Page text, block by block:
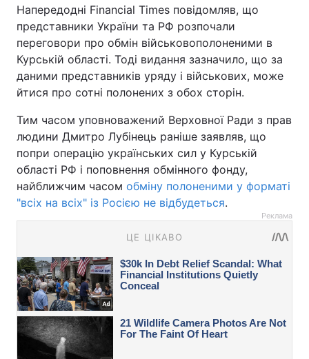
Напередодні Financial Times повідомляв, що
представники України та РФ розпочали
переговори про обмін військовополоненими в
Курській області. Тоді видання зазначило, що за
даними представників уряду і військових, може
йтися про сотні полонених з обох сторін.
Тим часом уповноважений Верховної Ради з прав
людини Дмитро Лубінець раніше заявляв, що
попри операцію українських сил у Курській
області РФ і поповнення обмінного фонду,
найближчим часом обміну полоненими у форматі
"всіх на всіх" із Росією не відбудеться.
Реклама